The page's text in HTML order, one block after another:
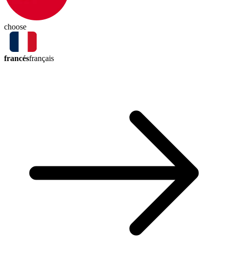
choose
francésfrançais